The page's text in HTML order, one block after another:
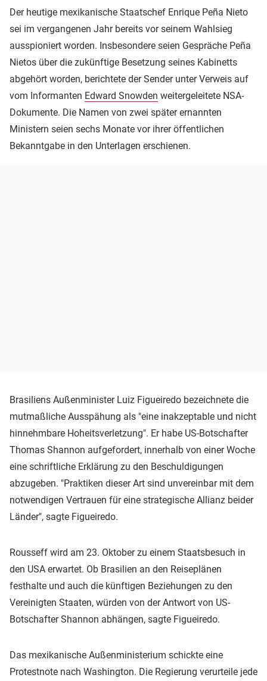
Der heutige mexikanische Staatschef Enrique Peña Nieto
sei im vergangenen Jahr bereits vor seinem Wahlsieg
ausspioniert worden. Insbesondere seien Gespräche Peña
Nietos über die zukünftige Besetzung seines Kabinetts
abgehört worden, berichtete der Sender unter Verweis auf
vom Informanten Edward Snowden weitergeleitete NSA-
Dokumente. Die Namen von zwei später ernannten
Ministern seien sechs Monate vor ihrer öffentlichen
Bekanntgabe in den Unterlagen erschienen.
Brasiliens Außenminister Luiz Figueiredo bezeichnete die
mutmaßliche Ausspähung als "eine inakzeptable und nicht
hinnehmbare Hoheitsverletzung". Er habe US-Botschafter
Thomas Shannon aufgefordert, innerhalb von einer Woche
eine schriftliche Erklärung zu den Beschuldigungen
abzugeben. "Praktiken dieser Art sind unvereinbar mit dem
notwendigen Vertrauen für eine strategische Allianz beider
Länder", sagte Figueiredo.
Rousseff wird am 23. Oktober zu einem Staatsbesuch in
den USA erwartet. Ob Brasilien an den Reiseplänen
festhalte und auch die künftigen Beziehungen zu den
Vereinigten Staaten, würden von der Antwort von US-
Botschafter Shannon abhängen, sagte Figueiredo.
Das mexikanische Außenministerium schickte eine
Protestnote nach Washington. Die Regierung verurteile jede